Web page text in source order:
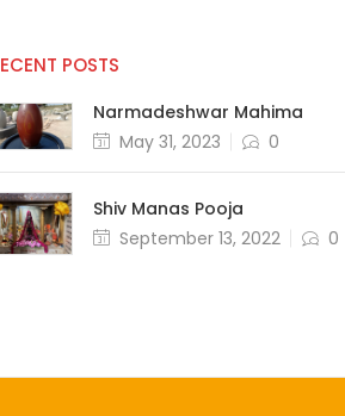
POSTS
Narmadeshwar Mahima
May 31, 2023
0
Shiv Manas Pooja
September 13, 2022
0